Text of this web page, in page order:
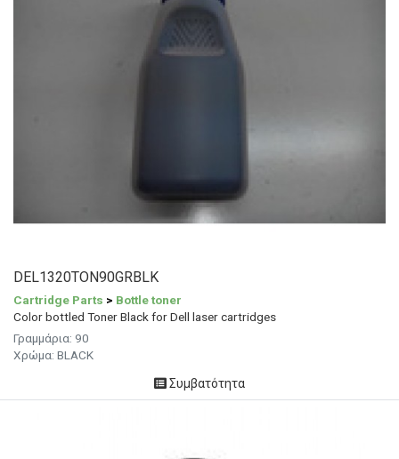
DEL1320TON90GRBLK
Cartridge Parts > Bottle toner
Color bottled Toner Black for Dell laser cartridges
Γραμμάρια: 90
Χρώμα: BLACK
Συμβατότητα